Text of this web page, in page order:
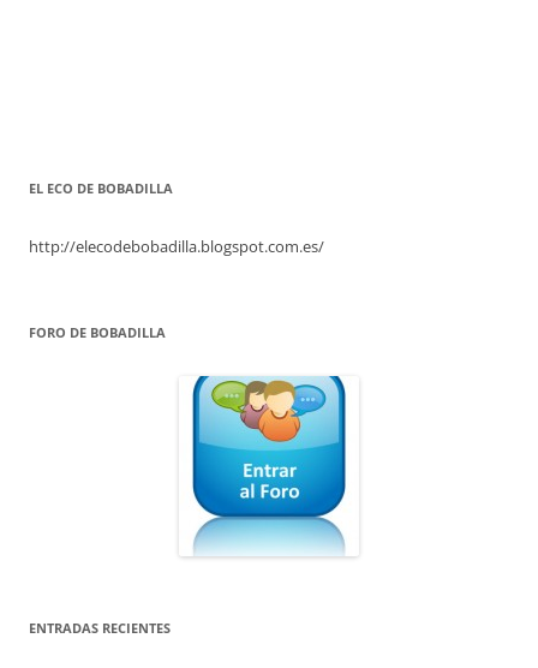
EL ECO DE BOBADILLA
http://elecodebobadilla.blogspot.com.es/
FORO DE BOBADILLA
ENTRADAS RECIENTES